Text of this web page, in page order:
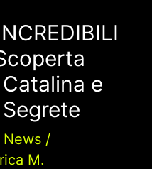
e
News/
M.